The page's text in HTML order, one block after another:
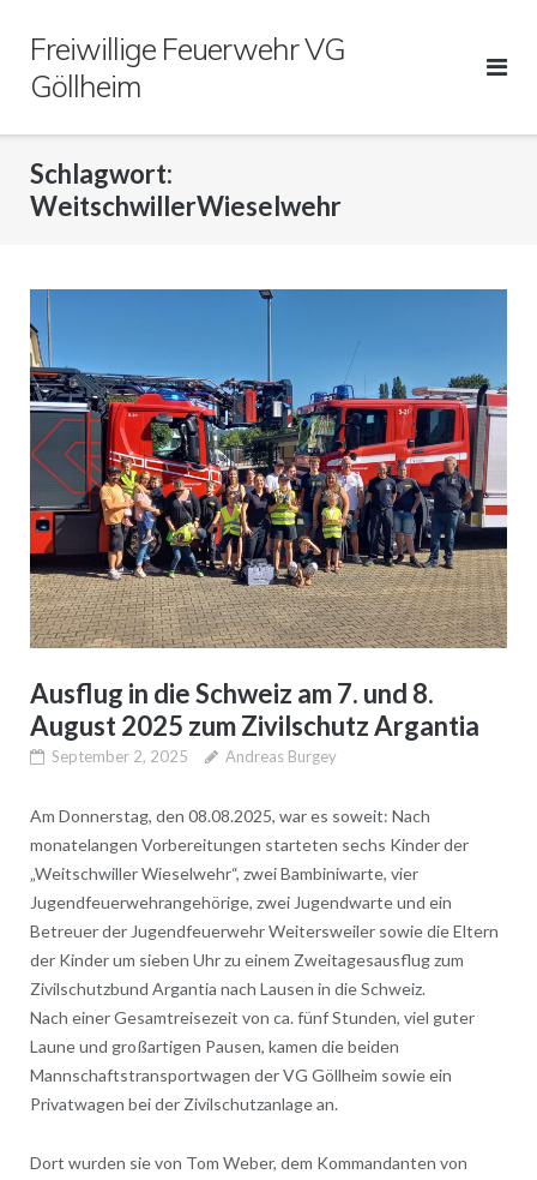
Freiwillige Feuerwehr VG
Göllheim
Schlagwort:
WeitschwillerWieselwehr
Ausflug in die Schweiz am 7. und 8.
August 2025 zum Zivilschutz Argantia
September 2, 2025 Andreas Burgey
Am Donnerstag, den 08.08.2025, war es soweit: Nach
monatelangen Vorbereitungen starteten sechs Kinder der
„Weitschwiller Wieselwehr“, zwei Bambiniwarte, vier
Jugendfeuerwehrangehörige, zwei Jugendwarte und ein
Betreuer der Jugendfeuerwehr Weitersweiler sowie die Eltern
der Kinder um sieben Uhr zu einem Zweitagesausflug zum
Zivilschutzbund Argantia nach Lausen in die Schweiz.
Nach einer Gesamtreisezeit von ca. fünf Stunden, viel guter
Laune und großartigen Pausen, kamen die beiden
Mannschaftstransportwagen der VG Göllheim sowie ein
Privatwagen bei der Zivilschutzanlage an.
Dort wurden sie von Tom Weber, dem Kommandanten von